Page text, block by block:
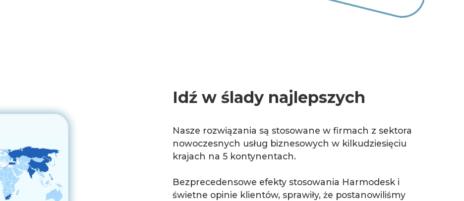
Idź w ślady najlepszych
Nasze rozwiązania są stosowane w firmach z sektora
nowoczesnych usług biznesowych w kilkudziesięciu
krajach na 5 kontynentach.
Bezprecedensowe efekty stosowania Harmodesk i
świetne opinie klientów, sprawiły, że postanowiliśmy